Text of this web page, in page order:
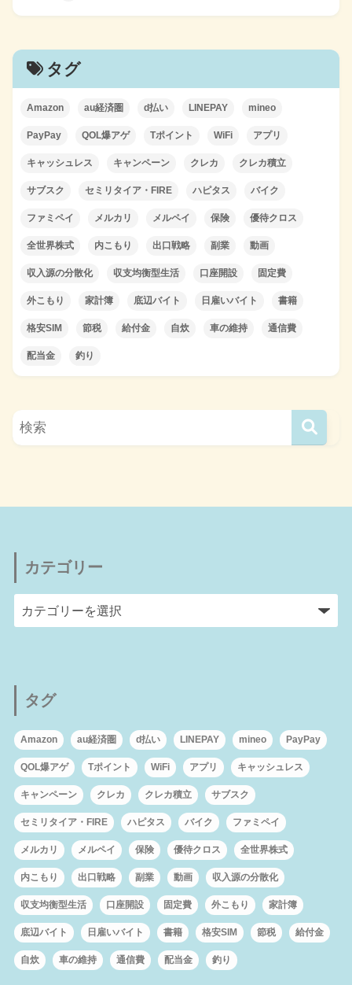
タグ
Amazon au経済圏 d払い LINEPAY mineo
PayPay QOL爆アゲ Tポイント WiFi アプリ
キャッシュレス キャンペーン クレカ クレカ積立
サブスク セミリタイア・FIRE ハピタス バイク
ファミペイ メルカリ メルペイ 保険 優待クロス
全世界株式 内こもり 出口戦略 副業 動画
収入源の分散化 収支均衡型生活 口座開設 固定費
外こもり 家計簿 底辺バイト 日雇いバイト 書籍
格安SIM 節税 給付金 自炊 車の維持 通信費
配当金 釣り
カテゴリー
タグ
Amazon au経済圏 d払い LINEPAY mineo PayPay
QOL爆アゲ Tポイント WiFi アプリ キャッシュレス
キャンペーン クレカ クレカ積立 サブスク
セミリタイア・FIRE ハピタス バイク ファミペイ
メルカリ メルペイ 保険 優待クロス 全世界株式
内こもり 出口戦略 副業 動画 収入源の分散化
収支均衡型生活 口座開設 固定費 外こもり 家計簿
底辺バイト 日雇いバイト 書籍 格安SIM 節税 給付金
自炊 車の維持 通信費 配当金 釣り